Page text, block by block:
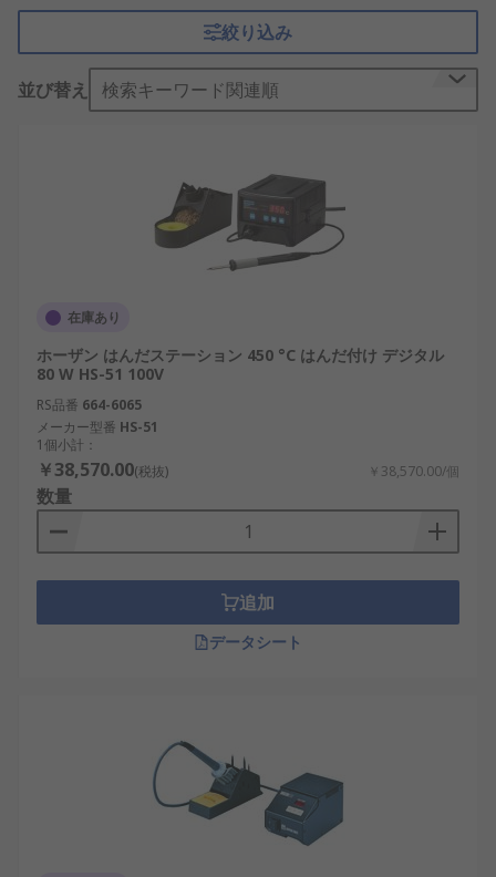
圧器などを含む本体に接続された1つまたは複数の
ツールで構成されています。また、ホルダーやスタ
ンド、はんだ付け用チップクリーナーなどの付属品
が含まれることもあります。
ステーション型はんだごては、優れた熱回復特性、
精密な温調機能などによって高い品質のはんだ作業
を行うことができます。
用途
大型または大量の電子部品組立ての作業に使用され
品を接合部で溶かし、別のはんだ材料を使用しな
い）や、木材に焼き絵のような装飾を施す用途にも
使われています。
絞り込み
並び替え 検索キーワード関連順
在庫あり
ホーザン はんだステーション 450 °C はんだ付け デジタル
80 W HS-51 100V
RS品番 664-6065
メーカー型番 HS-51
1個小計：
￥38,570.00(税抜) ￥38,570.00/個
数量
追加
データシート